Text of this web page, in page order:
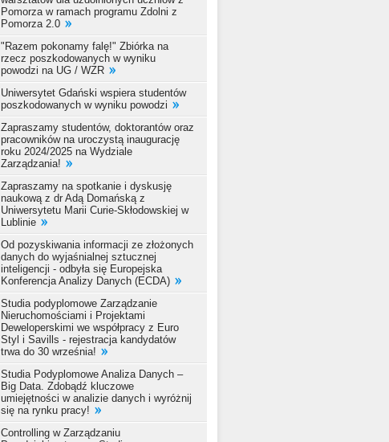
Pomorza w ramach programu Zdolni z
Pomorza 2.0
"Razem pokonamy falę!" Zbiórka na
rzecz poszkodowanych w wyniku
powodzi na UG / WZR
Uniwersytet Gdański wspiera studentów
poszkodowanych w wyniku powodzi
Zapraszamy studentów, doktorantów oraz
pracowników na uroczystą inaugurację
roku 2024/2025 na Wydziale
Zarządzania!
Zapraszamy na spotkanie i dyskusję
naukową z dr Adą Domańską z
Uniwersytetu Marii Curie-Skłodowskiej w
Lublinie
Od pozyskiwania informacji ze złożonych
danych do wyjaśnialnej sztucznej
inteligencji - odbyła się Europejska
Konferencja Analizy Danych (ECDA)
Studia podyplomowe Zarządzanie
Nieruchomościami i Projektami
Deweloperskimi we współpracy z Euro
Styl i Savills - rejestracja kandydatów
trwa do 30 września!
Studia Podyplomowe Analiza Danych –
Big Data. Zdobądź kluczowe
umiejętności w analizie danych i wyróżnij
się na rynku pracy!
Controlling w Zarządzaniu